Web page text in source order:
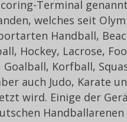
Terminal
welches seit
Handball,
Hockey, Lacrose,
Goalball, Korfball,
auch Judo, Karate
wird. Einige der
Handballarenen